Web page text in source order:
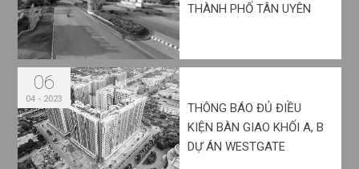
THÀNH PHỐ TÂN UYÊN
06
04 - 2023
THÔNG BÁO ĐỦ ĐIỀU
KIỆN BÀN GIAO KHỐI A, B
DỰ ÁN WESTGATE